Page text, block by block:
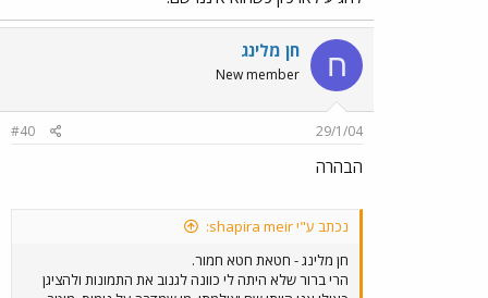
התמונות: 1. www.dankat.com/mstory/justin.htm 2.
dspace.dial.pipex.com/steem/trains/hejaz01.htm
3. www.railwaytouring.co.uk/newhejaz.htm 4.
habataea.net/hejaz1.html 5.
www.telstudies.org/gallery/photos/1914-
18/r174.htm 6.
www.odu.edu/ao/instadv/archive/vol28issue3/r
ח חן מלינג
New member
29/1/04
#40
הבהרה
נכתב ע"י shapira meir:
חן מלינג - חטאת חטא חמור.
הרי ברור שלא היתה לי כוונה לגנוב את התמונות ולהציגן